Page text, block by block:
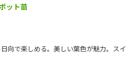
ット苗
向で楽しめる。美しい葉色が魅力。スイ